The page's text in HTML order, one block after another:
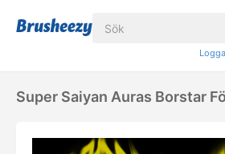
Super Saiyan Auras Borstar